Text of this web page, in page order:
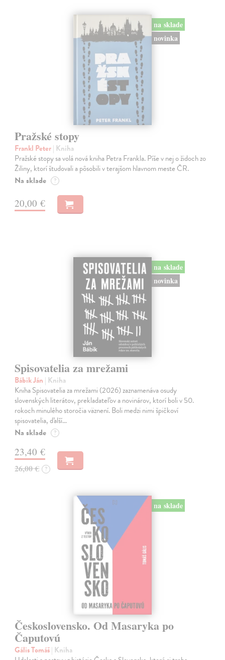
na sklade
novinka
Pražské stopy
Frankl Peter| Kniha
Pražské stopy sa volá nová kniha Petra Frankla. Píše v nej o židoch zo
Žiliny, ktorí študovali a pôsobili v terajšom hlavnom meste ČR.
Na sklade ?
20,00 €
na sklade
novinka
Spisovatelia za mrežami
Bábik Ján | Kniha
Kniha Spisovatelia za mrežami (2026) zaznamenáva osudy
slovenských literátov, prekladateľov a novinárov, ktorí boli v 50.
rokoch minulého storočia väznení. Boli medzi nimi špičkoví
spisovatelia, ďalší…
Na sklade ?
23,40 €
26,00 € ?
na sklade
Československo. Od Masaryka po
Čaputovú
Gális Tomáš| Kniha